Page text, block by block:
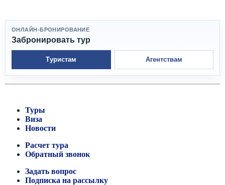
ОНЛАЙН-БРОНИРОВАНИЕ
Забронировать тур
Туристам Агентствам
Туры
Виза
Новости
Расчет тура
Обратный звонок
Задать вопрос
Подписка на рассылку